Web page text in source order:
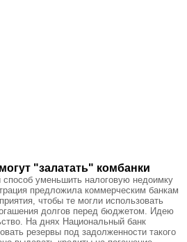
"залатать" комбанки
уменьшить налоговую недоимку
предложила коммерческим банкам
чтобы те могли использовать
долгов перед бюджетом. Идею
На днях Национальный банк
резервы под задолженности такого